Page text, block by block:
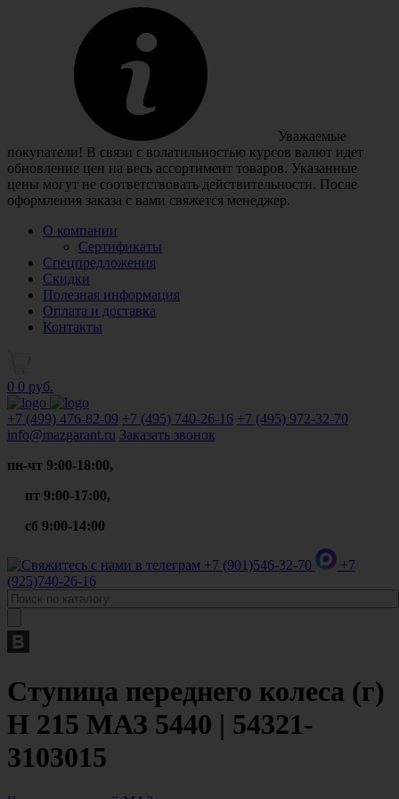
Уважаемые
покупатели! В связи с волатильностью курсов валют идет
обновление цен на весь ассортимент товаров. Указанные
цены могут не соответствовать действительности. После
оформления заказа с вами свяжется менеджер.
О компании
Сертификаты
Спецпредложения
Скидки
Полезная информация
Оплата и доставка
Контакты
0 0 руб.
+7 (499) 476-82-09 +7 (495) 740-26-16 +7 (495) 972-32-70
info@mazgarant.ru Заказать звонок
пн-чт 9:00-18:00,
пт 9:00-17:00,
сб 9:00-14:00
+7 (901)546-32-70
+7
(925)740-26-16
Ступица переднего колеса (г)
H 215 МАЗ 5440 | 54321-
3103015